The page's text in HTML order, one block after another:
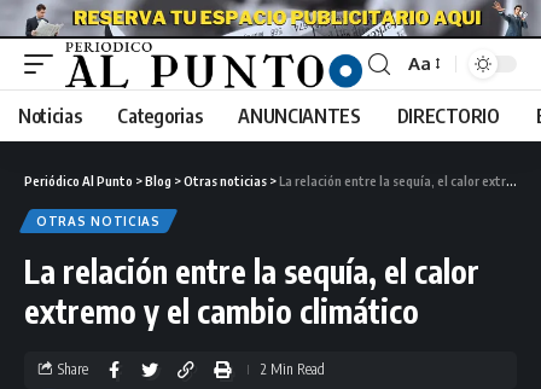
Aa
Noticias Categorias ANUNCIANTES DIRECTORIO
Periódico Al Punto >Blog >Otras noticias >La relación entre la sequía, el calor extremo y el cambio climático
OTRAS NOTICIAS
La relación entre la sequía, el calor
extremo y el cambio climático
Share 2 Min Read